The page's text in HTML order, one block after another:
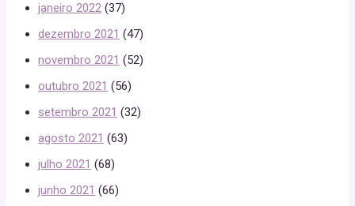
janeiro 2022 (37)
dezembro 2021 (47)
novembro 2021 (52)
outubro 2021 (56)
setembro 2021 (32)
agosto 2021 (63)
julho 2021 (68)
junho 2021 (66)